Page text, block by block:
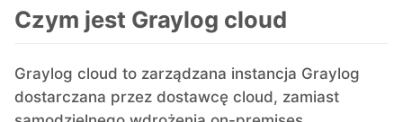
Czym jest Graylog cloud
Graylog cloud to zarządzana instancja Graylog
dostarczana przez dostawcę cloud, zamiast